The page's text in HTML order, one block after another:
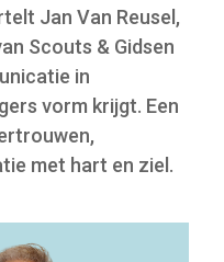
Jan Van Reusel,
Scouts & Gidsen
in
vorm krijgt. Een
met hart en ziel.